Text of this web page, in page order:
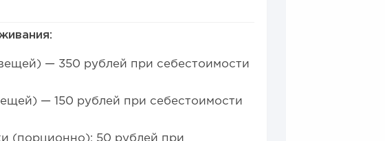
вещей) — 350 рублей при себестоимости
— 150 рублей при себестоимости
(порционно): 50 рублей при